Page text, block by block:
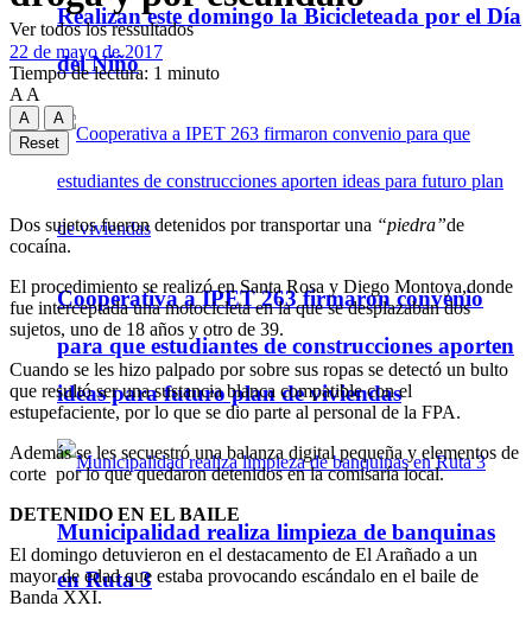
Realizan este domingo la Bicicleteada por el Día
del Niño
Cooperativa a IPET 263 firmaron convenio
para que estudiantes de construcciones aporten
ideas para futuro plan de viviendas
Municipalidad realiza limpieza de banquinas
en Ruta 3
Ver todos los ressultados
22 de mayo de 2017
Tiempo de lectura: 1 minuto
A A
A
A
Reset
Dos sujetos fueron detenidos por transportar una “piedra”de
cocaína.
El procedimiento se realizó en Santa Rosa y Diego Montoya,donde
fue interceptada una motocicleta en la que se desplazaban dos
sujetos, uno de 18 años y otro de 39.
Cuando se les hizo palpado por sobre sus ropas se detectó un bulto
que resultó ser una sustancia blanca compatible con el
estupefaciente, por lo que se dio parte al personal de la FPA.
Además se les secuestró una balanza digital pequeña y elementos de
corte por lo que quedaron detenidos en la comisaría local.
DETENIDO EN EL BAILE
El domingo detuvieron en el destacamento de El Arañado a un
mayor de edad que estaba provocando escándalo en el baile de
Banda XXI.